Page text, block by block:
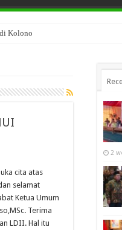
KolonoMuda
cita atas
selamat
Ketua Umum
Terima
LDII. Hal itu
2